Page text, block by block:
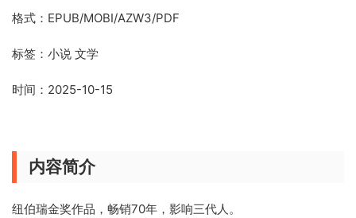
格式：EPUB/MOBI/AZW3/PDF
标签：小说 文学
时间：2025-10-15
内容简介
纽伯瑞金奖作品，畅销70年，影响三代人。